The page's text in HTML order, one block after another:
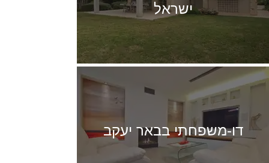
ישראל
דו-משפחתי בבאר יעקב